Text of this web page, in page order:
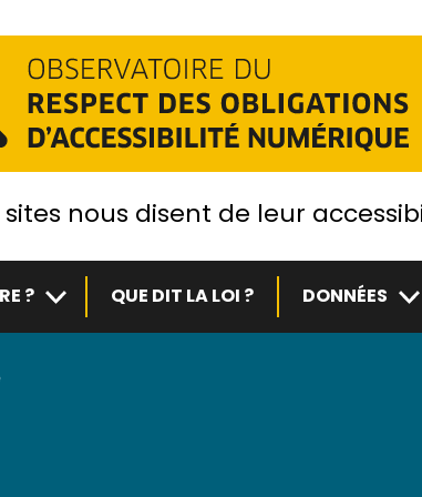
nous disent de leur
? Sous-menuQUE DIT LA LOI ? DONNÉES